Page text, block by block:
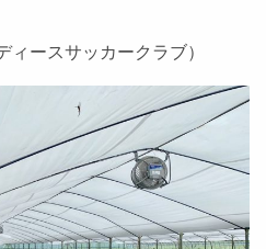
ィースサッカークラブ）